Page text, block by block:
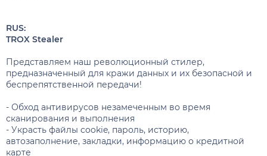
RUS:
TROX Stealer
Представляем наш революционный стилер,
предназначенный для кражи данных и их безопасной и
беспрепятственной передачи!
- Обход антивирусов незамеченным во время
сканирования и выполнения
- Украсть файлы cookie, пароль, историю,
автозаполнение, закладки, информацию о кредитной
карте